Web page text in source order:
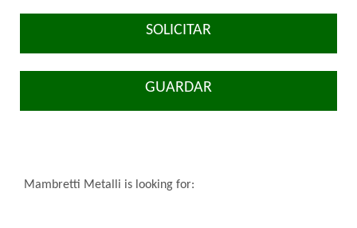
SOLICITAR
GUARDAR
Mambretti Metalli is looking for: